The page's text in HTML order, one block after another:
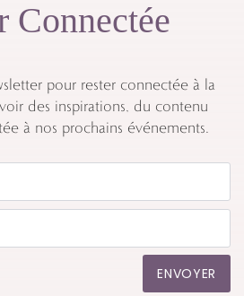
Connectée
pour rester connectée à la
des inspirations, du contenu
à nos prochains événements.
ENVOYER